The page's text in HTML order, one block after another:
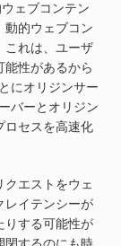
ェブコンテン
動的ウェブコン
これは、ユーザ
能性があるから
にオリジンサー
バーとオリジン
ロセスを高速化
クエストをウェ
レイテンシーが
りする可能性が